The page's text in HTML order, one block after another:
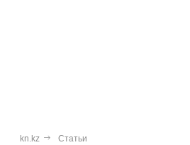
kn.kz Статьи